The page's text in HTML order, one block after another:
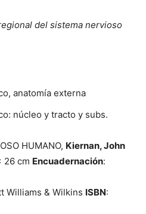
del sistema nervioso
anatomía externa
núcleo y tracto y subs.
HUMANO, Kiernan, John
26 cm Encuadernación:
Williams & Wilkins ISBN: